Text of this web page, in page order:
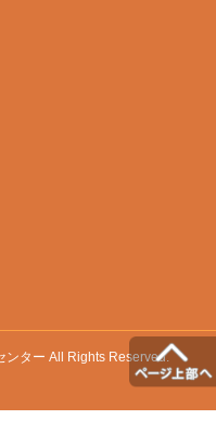
ンター All Rights Reserved.